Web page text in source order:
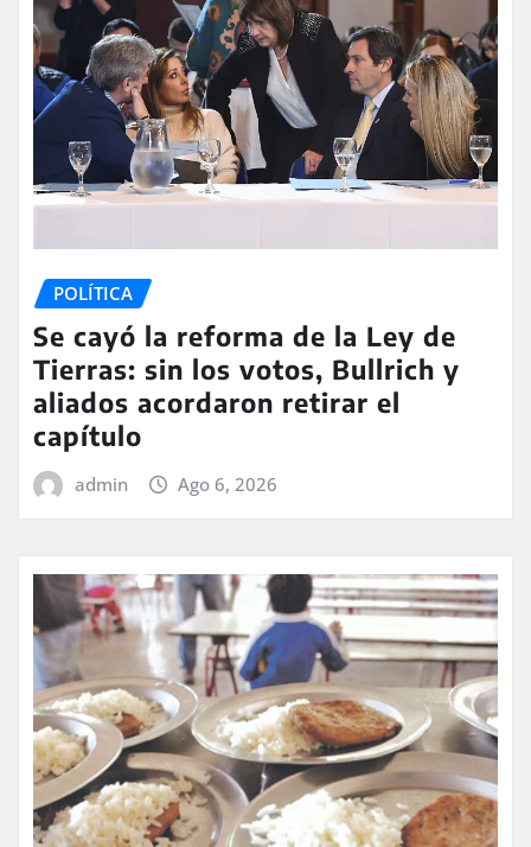
POLÍTICA
Se cayó la reforma de la Ley de
Tierras: sin los votos, Bullrich y
aliados acordaron retirar el
capítulo
admin Ago 6, 2026